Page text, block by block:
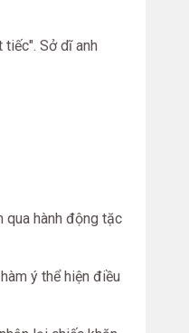
tiếc". Sở dĩ anh
qua hành động tặc
ý thể hiện điều